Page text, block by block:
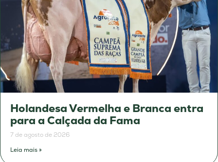
Holandesa Vermelha e Branca entra
para a Calçada da Fama
7 de agosto de 2026
Leia mais »